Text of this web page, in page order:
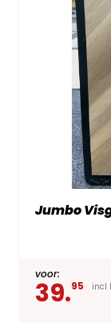
Jumbo
voor:
39.95 incl